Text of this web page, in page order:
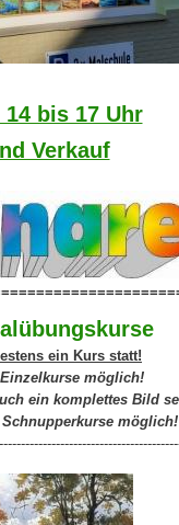
bis 17 Uhr
Verkauf
ein Kurs statt!
möglich!
ein komplettes Bild
möglich!